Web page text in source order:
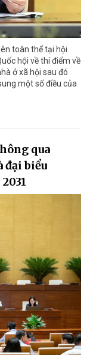
toàn thể tại hội
hội về thí điểm về
ở xã hội sau đó
một số điều của
qua
đại biểu